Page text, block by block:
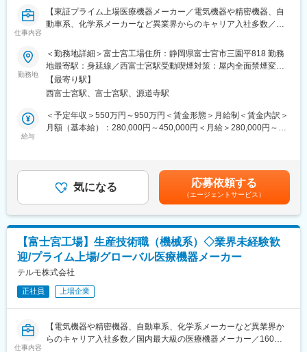
富士宮工場で生産している輸液剤、血液バッグ、プレフィルドシ
リンジなどになります。
部としては30名規模組織、その中の医薬品品質保証課10名規模の
リーダーポジションとなります。製品ごとに概ね担当は分かれて
いますが、明確なチーム分けはなく、協力体制を取っています。
医薬品・医療機器の品質保証業務を通じてお客様の信頼を獲得
し、医療を支えるという使命感を持って業務に取り組むことがで
富士宮工場は、ガラス体温計の製造工場として1964年に操業を開
始した、現存するテルモの工場の中では最も歴史のある工場で
す。現在は主に病院で用いられる輸液剤やプレフィルドシリンジ
（薬剤充填済みシリンジ）、血液センターや病院で用いる血液バ
ッグ等の輸血関連製品、そして心臓外科手術時に用いる人工心肺
用回路の生産を担い、テルモの3つのカンパニー全てに関わる生産
拠点として高品質な製品を生み出しています。
変更の範囲：会社の定める業務
仕事内容
【東証プライム上場医療機器メーカー／電気機器や精密機器、自
動車系、化学系メーカーなど異業界からのキャリア入社多数／国
担うテルモで最も歴史ある工場】
■業務内容：
医療に不可欠な医薬品や医療機器を今後も高品質かつ安定的に製
造し続けるため、新規生産設備の立ち上げや既存設備の維持・メ
ンテナンスを担えるエンジニアを募集します。
・既存生産設備の安定稼働維持に関する業務（オーバーホール、
施策の実行）
・自動化設備の状態把握のためのデータ取得、およびデータ解析
※業務割合は新規ラインの参画6～7割、既存ラインの保全が3～4
■仕事の魅力：
・世界中の人々の生命・健康を支える医薬品や医療機器のものづ
くりに関わる仕事であり、医療を通じた社会貢献を実感できま
す。
・自分が手がけた設備で「安全で安心な製品を製造しお客様にお
届けする」ことが実感でき、非常に強いやりがいを感じられま
す。
・医薬品や医療機器の安定生産を支える第一人者となれます。
・モノづくりの中心にある自動化設備の機械構造を原理・原則か
勤務地
＜勤務地詳細＞富士宮工場住所：静岡県富士宮市三園平818 勤務
地最寄駅：身延線／西富士宮駅受動喫煙対策：屋内全面禁煙変更
の範囲：会社の定める事業所
【最寄り駅】
西富士宮駅、富士宮駅、源道寺駅
給与
＜予定年収＞550万円～950万円＜賃金形態＞月給制＜賃金内訳＞
月額（基本給）：280,000円～450,000円＜月給＞280,000円～
選考を通じて上下する可能性があります。月給(月額)は固定手当を
含めた表記です。
気になる 応募依頼する
（エージェントサービス）
【富士宮工場】生産技術職（機械系）◇業界未経験歓
迎/プライム上場/グローバル医療機器メーカー
テルモ株式会社
正社員 上場企業
仕事内容
【電気機器や精密機器、自動車系、化学系メーカーなど異業界か
らのキャリア入社多数／国内最大級の医療機器メーカー／160の